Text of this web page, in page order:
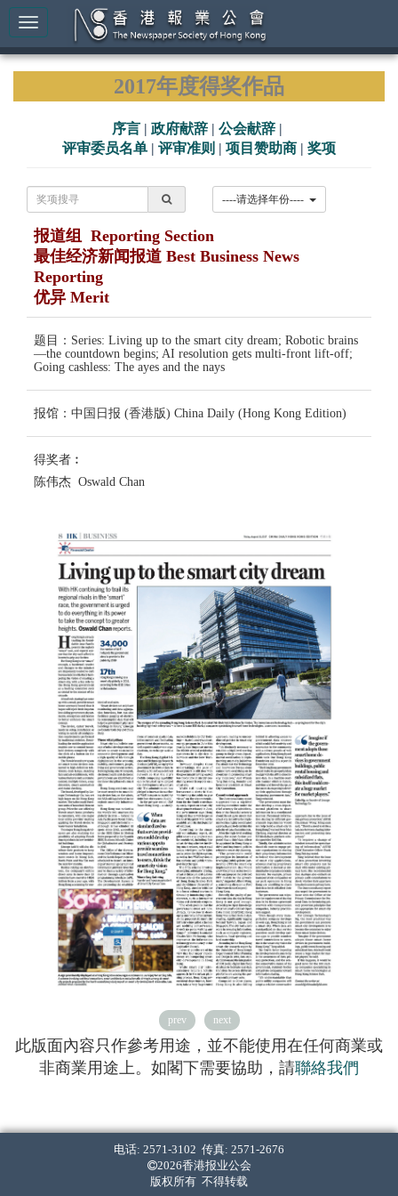
2017年度得奖作品
序言 | 政府献辞 | 公会献辞 |
评审委员名单 | 评审准则 | 项目赞助商 | 奖项
报道组 Reporting Section
最佳经济新闻报道 Best Business News
Reporting
优异 Merit
题目：Series: Living up to the smart city dream; Robotic brains
—the countdown begins; AI resolution gets multi-front lift-off;
Going cashless: The ayes and the nays
报馆：中国日报 (香港版) China Daily (Hong Kong Edition)
得奖者︰
陈伟杰 Oswald Chan
prev next
此版面內容只作參考用途，並不能使用在任何商業或
非商業用途上。如閣下需要協助，請聯絡我們
电话: 2571-3102 传真: 2571-2676
2026香港报业公会
版权所有 不得转载